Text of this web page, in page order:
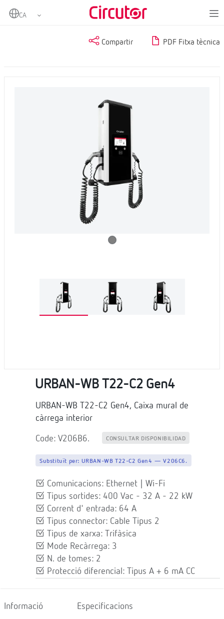
Home
Compartir PDF Fitxa tècnica
URBAN-WB T22-C2 Gen4
URBAN-WB T22-C2 Gen4, Caixa mural de
càrrega interior
Code: V206B6. CONSULTAR DISPONIBILIDAD
Substituït per: URBAN-WB T22-C2 Gen4 — V206C6.
Comunicacions: Ethernet | Wi-Fi
Tipus sortides: 400 Vac - 32 A - 22 kW
Corrent d' entrada: 64 A
Tipus connector: Cable Tipus 2
Tipus de xarxa: Trifàsica
Mode Recàrrega: 3
N. de tomes: 2
Protecció diferencial: Tipus A + 6 mA CC
Informació Especificacions